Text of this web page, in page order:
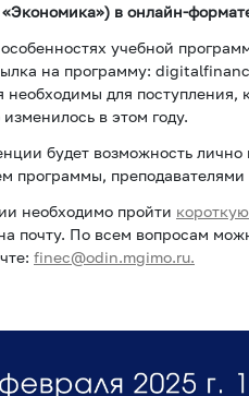
в онлайн-
учебной
на программу:
необходимы для поступления,
в этом году.
будет возможность лично
программы,
необходимо пройти
почту. По всем вопросам
finec@odin.mgimo.ru.